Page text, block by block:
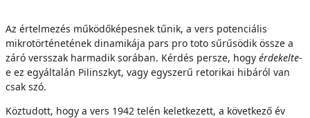
Az értelmezés működőképesnek tűnik, a vers potenciális
mikrotörténetének dinamikája pars pro toto sűrűsödik össze a
záró versszak harmadik sorában. Kérdés persze, hogy érdekelte-
e ez egyáltalán Pilinszkyt, vagy egyszerű retorikai hibáról van
csak szó.
Köztudott, hogy a vers 1942 telén keletkezett, a következő év